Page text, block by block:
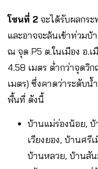
โซนที่ 2 จะได้รับผลกร
และอาจจะล้นเข้าท่วมบ้
ณ จุด P5 ต.ในเมือง อ.เ
4.58 เมตร ต่ำกว่าจุดวิ
เมตร) ซึ่งคาดว่าระดับน้
พื้นที่ ดังนี้
บ้านแม่ร่องน้อย, บ้
เวียงยอง, บ้านศรี
บ้านหลวย, บ้านสั